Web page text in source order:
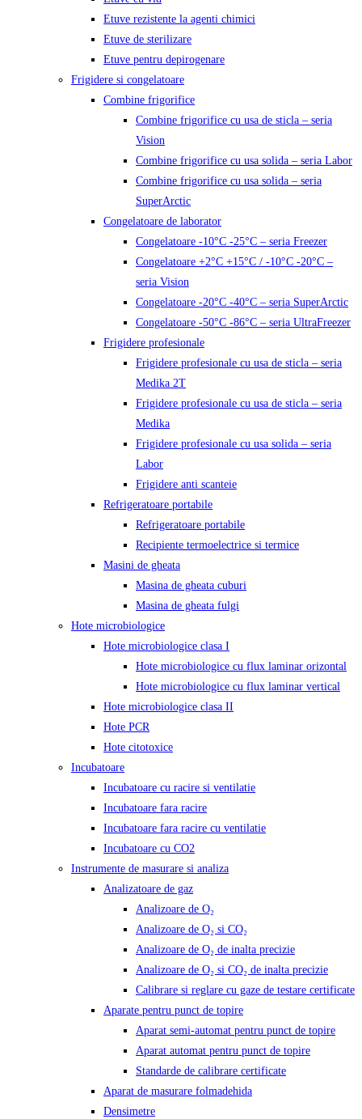
Etuve rezistente la agenti chimici
Etuve de sterilizare
Etuve pentru depirogenare
Frigidere si congelatoare
Combine frigorifice
Combine frigorifice cu usa de sticla – seria
Vision
Combine frigorifice cu usa solida – seria Labor
Combine frigorifice cu usa solida – seria
SuperArctic
Congelatoare de laborator
Congelatoare -10°C -25°C – seria Freezer
Congelatoare +2°C +15°C / -10°C -20°C –
seria Vision
Congelatoare -20°C -40°C – seria SuperArctic
Congelatoare -50°C -86°C – seria UltraFreezer
Frigidere profesionale
Frigidere profesionale cu usa de sticla – seria
Medika 2T
Frigidere profesionale cu usa de sticla – seria
Medika
Frigidere profesionale cu usa solida – seria
Labor
Frigidere anti scanteie
Refrigeratoare portabile
Refrigeratoare portabile
Recipiente termoelectrice si termice
Masini de gheata
Masina de gheata cuburi
Masina de gheata fulgi
Hote microbiologice
Hote microbiologice clasa I
Hote microbiologice cu flux laminar orizontal
Hote microbiologice cu flux laminar vertical
Hote microbiologice clasa II
Hote PCR
Hote citotoxice
Incubatoare
Incubatoare cu racire si ventilatie
Incubatoare fara racire
Incubatoare fara racire cu ventilatie
Incubatoare cu CO2
Instrumente de masurare si analiza
Analizatoare de gaz
Analizoare de O₂
Analizoare de O₂ si CO₂
Analizoare de O₂ de inalta precizie
Analizoare de O₂ si CO₂ de inalta precizie
Calibrare si reglare cu gaze de testare certificate
Aparate pentru punct de topire
Aparat semi-automat pentru punct de topire
Aparat automat pentru punct de topire
Standarde de calibrare certificate
Aparat de masurare folmadehida
Densimetre